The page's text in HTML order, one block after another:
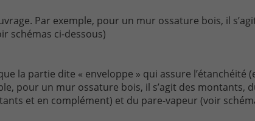
Par exemple, pour un mur ossature bois, il
schémas ci-dessous)
la partie dite « enveloppe » qui assure l’étanchéité
pour un mur ossature bois, il s’agit des montants,
et en complément) et du pare-vapeur (voir